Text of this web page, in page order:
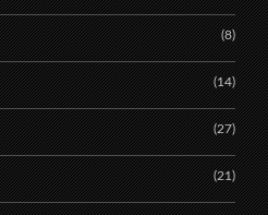
(8)
(14)
(27)
(21)